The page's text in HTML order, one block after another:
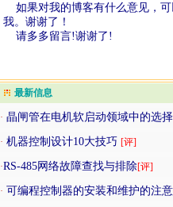
如果对我的博客有什么意见，可
我。谢谢了！
请多多留言!谢谢了!
最新信息
· 晶闸管在电机软启动领域中的选
· 机器控制设计10大技巧 [评]
·RS-485网络故障查找与排除[评]
· 可编程控制器的安装和维护的注